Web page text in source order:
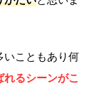
いこともあり何
るシーンがこ